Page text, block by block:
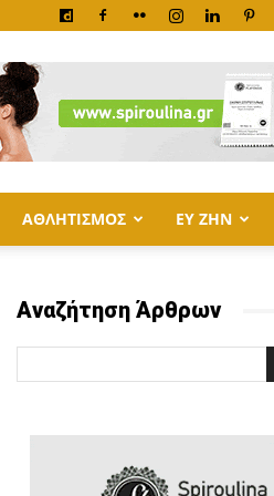
ΑΘΛΗΤΙΣΜΟΣ ΕΥ ΖΗΝ
Αναζήτηση Άρθρων